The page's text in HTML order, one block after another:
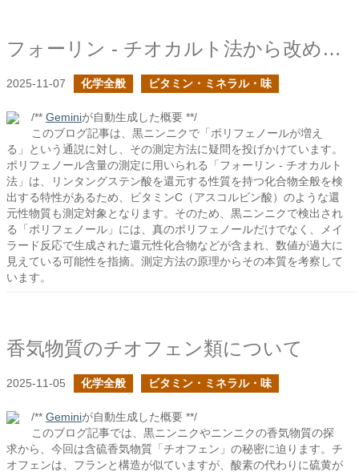
フォーリン - チオカルト法から改めて黒ニンニクのポリフェノールについて考える
2025-11-07 化学全般 ビタミン・ミネラル・味
/** Geminiが自動生成した概要 **/
このブログ記事は、黒ニンニクで「ポリフェノールが増え
る」という通説に対し、その測定方法に疑問を投げかけています。
ポリフェノール含量の測定に用いられる「フォーリン - チオカルト
法」は、リンタングステン酸を還元する性質を持つ化合物全般を検
出する特性があるため、ビタミンC（アスコルビン酸）のような還
元性物質も測定対象となります。そのため、黒ニンニクで検出され
る「ポリフェノール」には、真のポリフェノールだけでなく、メイ
ラード反応で生成された還元性化合物などが含まれ、数値が過大に
見えている可能性を指摘。測定方法の原理からその本質を考察して
います。
香気物質のチオフェン類について
2025-11-05 化学全般 ビタミン・ミネラル・味
/** Geminiが自動生成した概要 **/
このブログ記事では、黒ニンニクやニンニクの香気物質の探
求から、今回は含硫香気物質「チオフェン」の秘密に迫ります。チ
オフェンは、フランと構造が似ていますが、酸素の代わりに硫黄が